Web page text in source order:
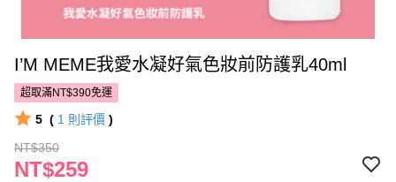
I’M MEME我愛水凝好氣色妝前防護乳40ml
超取滿NT$390免運
5 ( 1 則評價 )
NT$350
NT$259